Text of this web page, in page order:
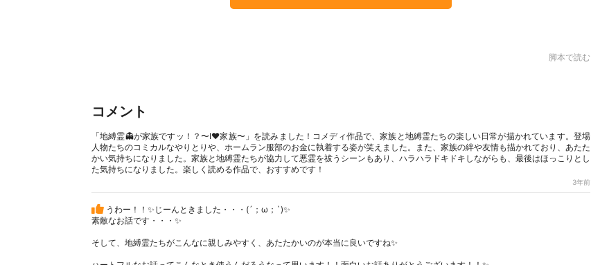
脚本で読む
コメント
「地縛霊👻が家族ですッ！？〜I♥家族〜」を読みました！コメディ作品で、家族と地縛霊たちの楽しい日常が描かれています。登場
人物たちのコミカルなやりとりや、ホームラン服部のお金に執着する姿が笑えました。また、家族の絆や友情も描かれており、あたた
かい気持ちになりました。家族と地縛霊たちが協力して悪霊を祓うシーンもあり、ハラハラドキドキしながらも、最後はほっこりとし
た気持ちになりました。楽しく読める作品で、おすすめです！
3年前
うわー！！✨じーんときました・・・(´；ω；`)✨
素敵なお話です・・・✨
そして、地縛霊たちがこんなに親しみやすく、あたたかいのが本当に良いですね✨